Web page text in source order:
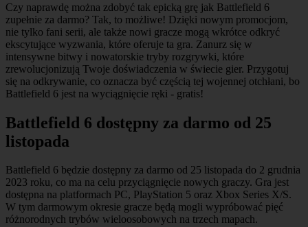
Czy naprawdę można zdobyć tak epicką grę jak Battlefield 6
zupełnie za darmo? Tak, to możliwe! Dzięki nowym promocjom,
nie tylko fani serii, ale także nowi gracze mogą wkrótce odkryć
ekscytujące wyzwania, które oferuje ta gra. Zanurz się w
intensywne bitwy i nowatorskie tryby rozgrywki, które
zrewolucjonizują Twoje doświadczenia w świecie gier. Przygotuj
się na odkrywanie, co oznacza być częścią tej wojennej otchłani, bo
Battlefield 6 jest na wyciągnięcie ręki - gratis!
Battlefield 6 dostępny za darmo od 25
listopada
Battlefield 6 będzie dostępny za darmo od 25 listopada do 2 grudnia
2023 roku, co ma na celu przyciągnięcie nowych graczy. Gra jest
dostępna na platformach PC, PlayStation 5 oraz Xbox Series X/S.
W tym darmowym okresie gracze będą mogli wypróbować pięć
różnorodnych trybów wieloosobowych na trzech mapach.